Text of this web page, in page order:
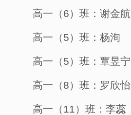
高一（6）班：谢金航
高一（5）班：杨洵
高一（5）班： 覃昱宁
高一（8）班：罗欣怡
高一（11）班：李蕊